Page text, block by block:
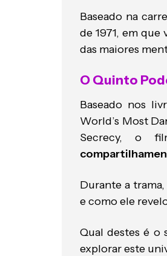
Baseado na
de 1971, em que
das maiores
O Quinto
Baseado nos
World’s Most
Secrecy, o
Durante a
e como ele
Qual destes é o
explorar este